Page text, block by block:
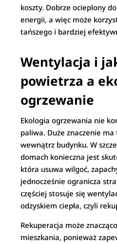
koszty. Dobrze ocieplony
energii, a więc może
tańszego i bardziej
Wentylacja i
powietrza a
ogrzewanie
Ekologia ogrzewania nie
paliwa. Duże znaczenie
wewnątrz budynku. W
domach konieczna jest
która usuwa wilgoć,
jednocześnie ogranicza
częściej stosuje się
odzyskiem ciepła, czyli
Rekuperacja może
mieszkania, ponieważ